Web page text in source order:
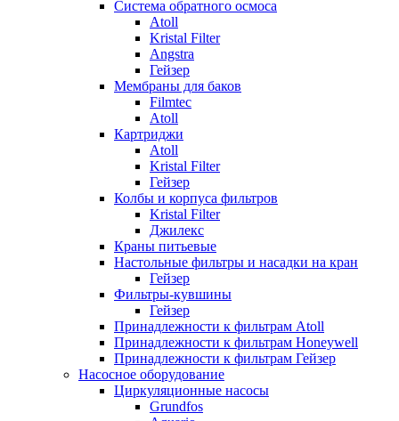
Система обратного осмоса
Atoll
Kristal Filter
Angstra
Гейзер
Мембраны для баков
Filmtec
Atoll
Картриджи
Atoll
Kristal Filter
Гейзер
Колбы и корпуса фильтров
Kristal Filter
Джилекс
Краны питьевые
Настольные фильтры и насадки на кран
Гейзер
Фильтры-кувшины
Гейзер
Принадлежности к фильтрам Atoll
Принадлежности к фильтрам Honeywell
Принадлежности к фильтрам Гейзер
Насосное оборудование
Циркуляционные насосы
Grundfos